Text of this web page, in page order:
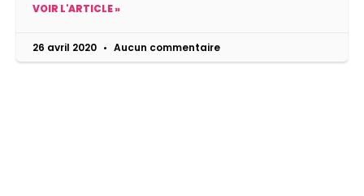
VOIR L'ARTICLE »
26 avril 2020 Aucun commentaire